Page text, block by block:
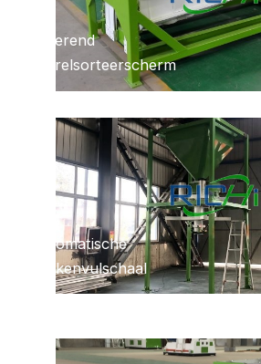
Roterend
Korrelsorteerscherm
Automatische
Zakkenvulschaal